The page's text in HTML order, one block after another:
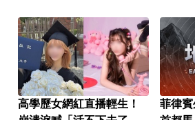
高學歷女網紅直播輕生！
菲律賓